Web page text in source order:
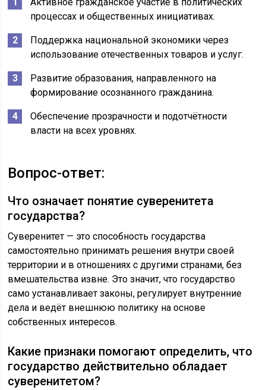
процессах и общественных инициативах.
Поддержка национальной экономики через
использование отечественных товаров и услуг.
Развитие образования, направленного на
формирование осознанного гражданина.
Обеспечение прозрачности и подотчётности
власти на всех уровнях.
Вопрос-ответ:
Что означает понятие суверенитета
государства?
Суверенитет — это способность государства
самостоятельно принимать решения внутри своей
территории и в отношениях с другими странами, без
вмешательства извне. Это значит, что государство
само устанавливает законы, регулирует внутренние
дела и ведёт внешнюю политику на основе
собственных интересов.
Какие признаки помогают определить, что
государство действительно обладает
суверенитетом?